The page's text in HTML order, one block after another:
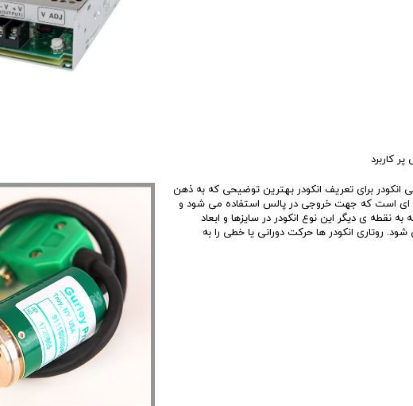
کاربرد
انکودر برای تعریف انکودر بهترین توضیحی که به ذهن
ای است که جهت خروجی در پالس استفاده می شود و
نقطه ی دیگر این نوع انکودر در سایزها و ابعاد
روتاری انکودر ها حرکت دورانی یا خطی را به